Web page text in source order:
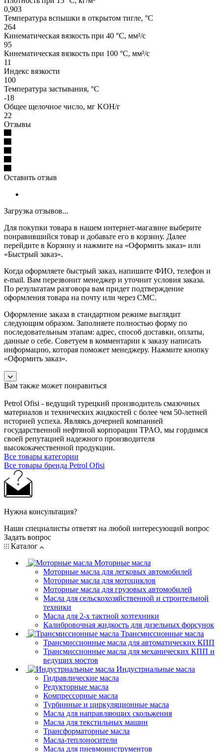
0,903
Температура вспышки в открытом тигле, °C
264
Кинематическая вязкость при 40 °C, мм²/с
95
Кинематическая вязкость при 100 °C, мм²/с
11
Индекс вязкости
100
Температура застывания, °C
-18
Общее щелочное число, мг KOH/г
22
Отзывы
Оставить отзыв
Загрузка отзывов...
Для покупки товара в нашем интернет-магазине выберите
понравившийся товар и добавьте его в корзину. Далее
перейдите в Корзину и нажмите на «Оформить заказ» или
«Быстрый заказ».
Когда оформляете быстрый заказ, напишите ФИО, телефон и
e-mail. Вам перезвонит менеджер и уточнит условия заказа.
По результатам разговора вам придет подтверждение
оформления товара на почту или через СМС.
Оформление заказа в стандартном режиме выглядит
следующим образом. Заполняете полностью форму по
последовательным этапам: адрес, способ доставки, оплаты,
данные о себе. Советуем в комментарии к заказу написать
информацию, которая поможет менеджеру. Нажмите кнопку
«Оформить заказ».
Вам также может понравиться
Petrol Ofisi - ведущий турецкий производитель смазочных
материалов и технических жидкостей с более чем 50-летней
историей успеха. Являясь дочерней компанией
государственной нефтяной корпорации TPAO, мы гордимся
своей репутацией надежного производителя
высококачественной продукции.
Все товары категории
Все товары бренда Petrol Ofisi
Нужна консультация?
Наши специалисты ответят на любой интересующий вопрос
Задать вопрос
Каталог
Моторные масла
Моторные масла для легковых автомобилей
Моторные масла для мотоциклов
Моторные масла для грузовых автомобилей
Масла для сельскохозяйственной и строительной
техники
Масла для 2-х тактной хозтехники
Калибровочная жидкость для дизельных форсунок
Трансмиссионные масла
Трансмиссионные масла для автоматических КПП
Трансмиссионные масла для механических КПП и
ведущих мостов
Индустриальные масла
Гидравлические масла
Редукторные масла
Компрессорные масла
Турбинные и циркуляционные масла
Масла для направляющих скольжения
Масла для текстильных машин
Трансформаторные масла
Масла-теплоносители
Масла для пневмоинструментов